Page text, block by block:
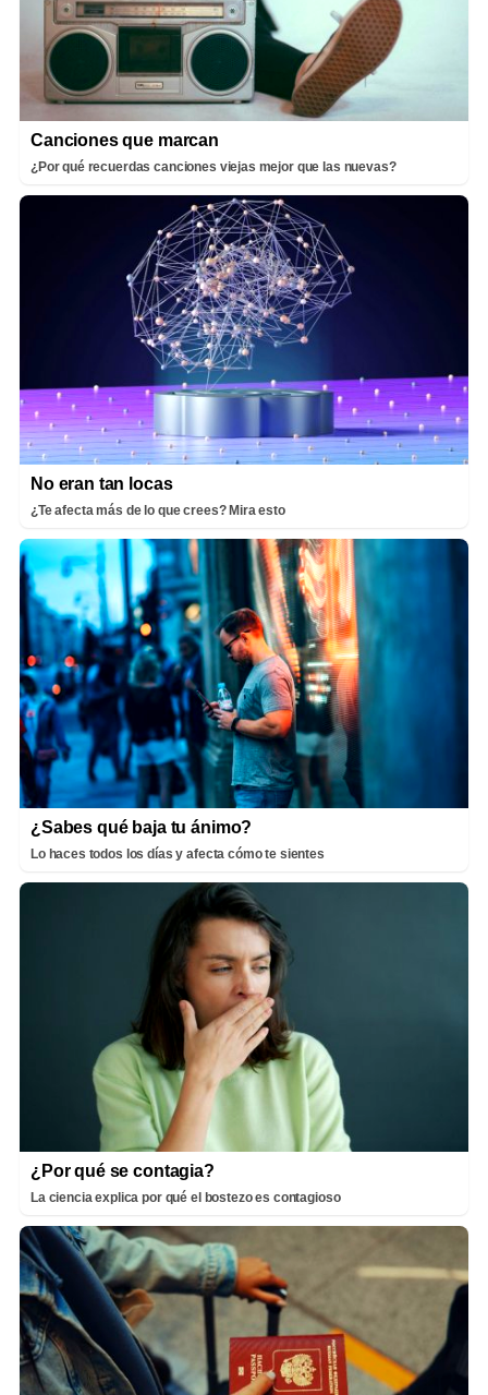
Canciones que marcan
¿Por qué recuerdas canciones viejas mejor que las nuevas?
No eran tan locas
¿Te afecta más de lo que crees? Mira esto
¿Sabes qué baja tu ánimo?
Lo haces todos los días y afecta cómo te sientes
¿Por qué se contagia?
La ciencia explica por qué el bostezo es contagioso